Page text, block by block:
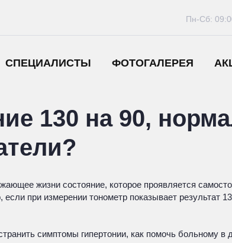
СПЕЦИАЛИСТЫ ФОТОГАЛЕРЕЯ
Пн-Сб:
130 на 90,
жизни состояние, которое проявляется
при измерении тонометр показывает результат
симптомы гипертонии, как помочь больному